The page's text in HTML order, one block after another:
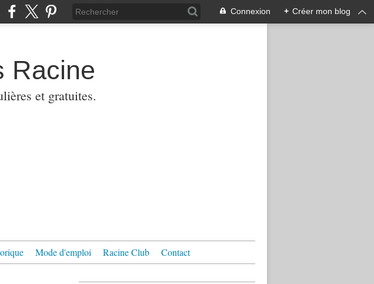
Connexion + Créer mon blog
Racine
et gratuites.
Mode d'emploi Racine Club Contact